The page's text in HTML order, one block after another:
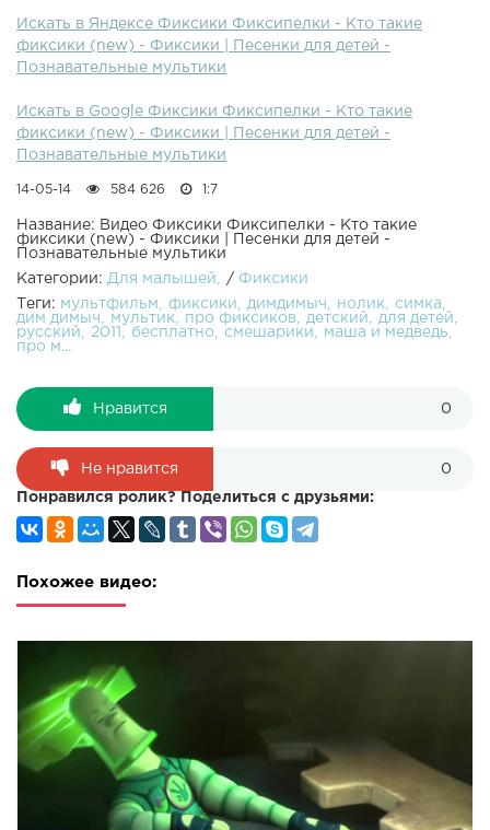
мультсериала "Фиксики" В Контакте - Facebook - Twitter
-
Искать в Яндексе Фиксики Фиксипелки - Кто такие
фиксики (new) - Фиксики | Песенки для детей -
Познавательные мультики
Искать в Google Фиксики Фиксипелки - Кто такие
фиксики (new) - Фиксики | Песенки для детей -
Познавательные мультики
14-05-14 584 626 1:7
Название: Видео Фиксики Фиксипелки - Кто такие
фиксики (new) - Фиксики | Песенки для детей -
Познавательные мультики
Категории: Для малышей / Фиксики
Теги: мультфильм фиксики димдимыч нолик
симка
дим димыч
мультик про фиксиков детский
для детей
русский
2011 бесплатно смешарики
маша и медведь
про м...
Нравится 0
Не нравится 0
Понравился ролик? Поделиться с друзьями:
Похожее видео: